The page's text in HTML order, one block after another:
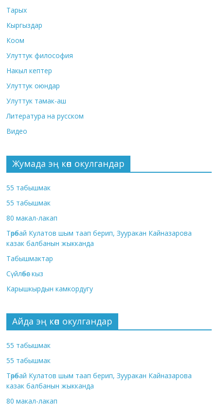
Тарых
Кыргыздар
Коом
Улуттук философия
Накыл кептер
Улуттук оюндар
Улуттук тамак-аш
Литература на русском
Видео
Жумада эң көп окулгандар
55 табышмак
55 табышмак
80 макал-лакап
Төрөбай Кулатов шым таап берип, Зууракан Кайназарова
казак балбанын жыкканда
Табышмактар
Сүйлөбөс кыз
Карышкырдын камкордугу
Айда эң көп окулгандар
55 табышмак
55 табышмак
Төрөбай Кулатов шым таап берип, Зууракан Кайназарова
казак балбанын жыкканда
80 макал-лакап